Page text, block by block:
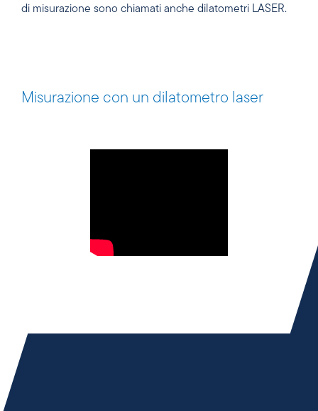
di misurazione sono chiamati anche dilatometri LASER.
Misurazione con un dilatometro laser